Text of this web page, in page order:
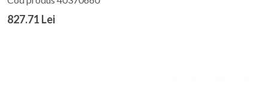
827.71 Lei